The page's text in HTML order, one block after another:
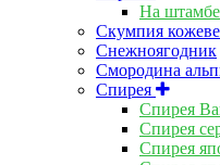
На штамбе
Скумпия
Снежноягодник
Смородина
Спирея
Спирея
Спирея
Спирея